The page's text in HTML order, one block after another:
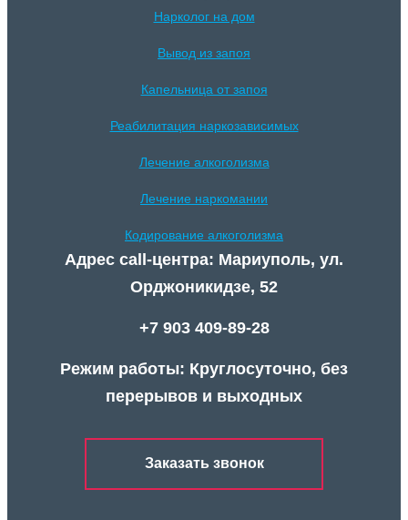
Нарколог на дом
Вывод из запоя
Капельница от запоя
Реабилитация наркозависимых
Лечение алкоголизма
Лечение наркомании
Кодирование алкоголизма
Адрес call-центра: Мариуполь, ул.
Орджоникидзе, 52
+7 903 409-89-28
Режим работы: Круглосуточно, без
перерывов и выходных
Заказать звонок